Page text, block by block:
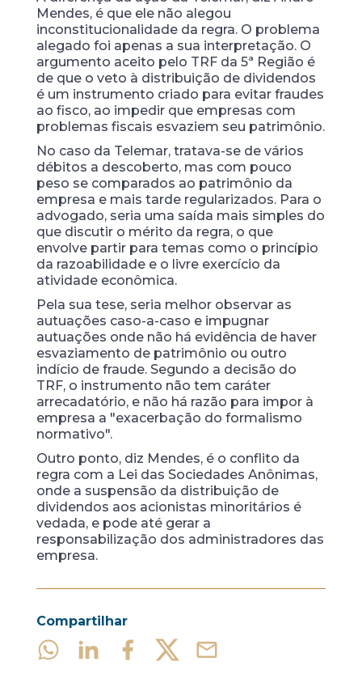
Mendes, é que ele não alegou
inconstitucionalidade da regra. O problema
alegado foi apenas a sua interpretação. O
argumento aceito pelo TRF da 5ª Região é
de que o veto à distribuição de dividendos
é um instrumento criado para evitar fraudes
ao fisco, ao impedir que empresas com
problemas fiscais esvaziem seu patrimônio.
No caso da Telemar, tratava-se de vários
débitos a descoberto, mas com pouco
peso se comparados ao patrimônio da
empresa e mais tarde regularizados. Para o
advogado, seria uma saída mais simples do
que discutir o mérito da regra, o que
envolve partir para temas como o princípio
da razoabilidade e o livre exercício da
atividade econômica.
Pela sua tese, seria melhor observar as
autuações caso-a-caso e impugnar
autuações onde não há evidência de haver
esvaziamento de patrimônio ou outro
indício de fraude. Segundo a decisão do
TRF, o instrumento não tem caráter
arrecadatório, e não há razão para impor à
empresa a "exacerbação do formalismo
normativo".
Outro ponto, diz Mendes, é o conflito da
regra com a Lei das Sociedades Anônimas,
onde a suspensão da distribuição de
dividendos aos acionistas minoritários é
vedada, e pode até gerar a
responsabilização dos administradores das
empresa.
Compartilhar